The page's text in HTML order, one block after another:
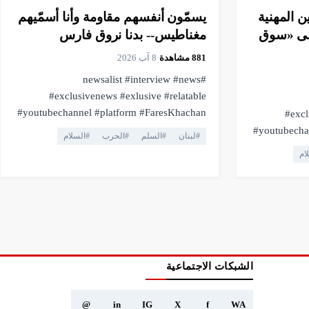
المهنية
إلى «سوق
#youtubechannel
يسمّون أنفسهم مقاومة وأنا أسمّيهم
مغناطيس-- بدنا نروق فارس
881 مشاهدة·8 آب 2026
#newsalist #interview #news
#exclusivenews #exlusive #relatable
#youtubechannel #platform #FaresKhachan
#لبنان # السلم # الحرب # السلام
الشبكات الاجتماعية
WA
f
X
IG
in
@